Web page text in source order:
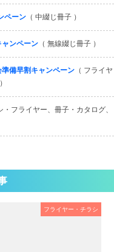
ペーン （ 中綴じ冊子 ）
ャンペーン （ 無線綴じ冊子 ）
準備早割キャンペーン （ フライヤ
・フライヤー、冊子・カタログ、
フライヤー・チラシ